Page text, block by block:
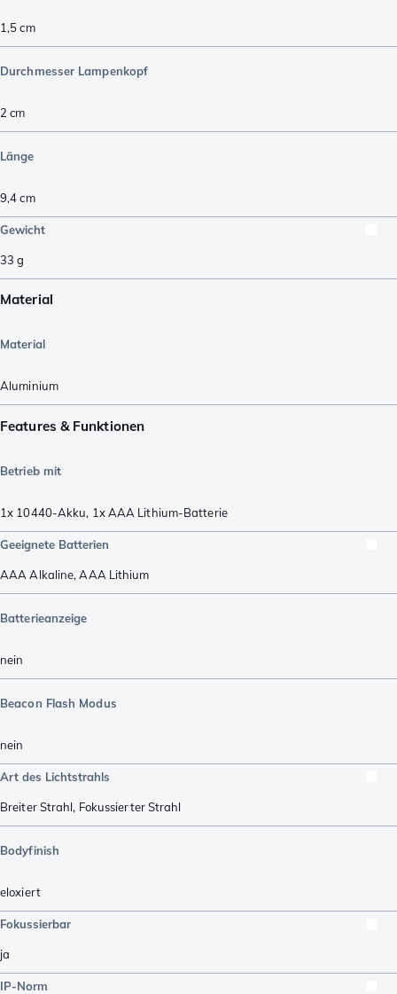
1,5cm
Durchmesser Lampenkopf
2 cm
Länge
9,4cm
Gewicht
33 g
Material
Material
Aluminium
Features & Funktionen
Betrieb mit
1x 10440-Akku, 1x AAA Lithium-Batterie
Geeignete Batterien
AAA Alkaline,AAA Lithium
Batterieanzeige
nein
Beacon Flash Modus
nein
Art des Lichtstrahls
Breiter Strahl, Fokussierter Strahl
Bodyfinish
eloxiert
Fokussierbar
ja
IP-Norm